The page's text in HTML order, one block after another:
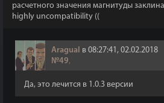
расчетного значения магнитуды
highly uncompatibility ((
Aragual в 08:27:41, 02.02.2018
№49,
Да, это лечится в 1.0.3 версии